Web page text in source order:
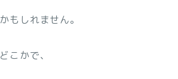
もしれません。
こかで、